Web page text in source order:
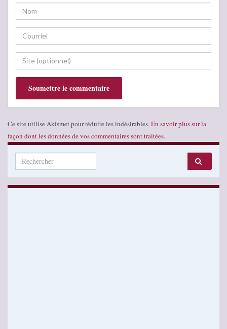
Ce site utilise Akismet pour réduire les indésirables. En savoir plus sur la
façon dont les données de vos commentaires sont traitées.
Search for: